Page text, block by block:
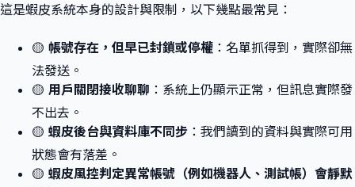
這是蝦皮系統本身的設計與限制，以下幾點最常見：
🟡 帳號存在，但早已封鎖或停權 ：名單抓得到，實際卻無
法發送。
🟡 用戶關閉接收聊聊 ：系統上仍顯示正常，但訊息實際發
不出去。
🟡 蝦皮後台與資料庫不同步 ：我們讀到的資料與實際可用
狀態會有落差。
🟡 蝦皮風控判定異常帳號（例如機器人、測試帳）會靜默